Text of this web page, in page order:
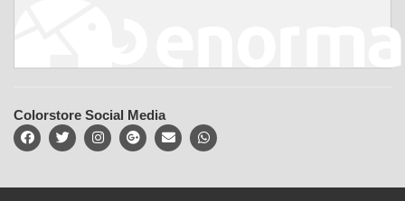
Colorstore Social Media